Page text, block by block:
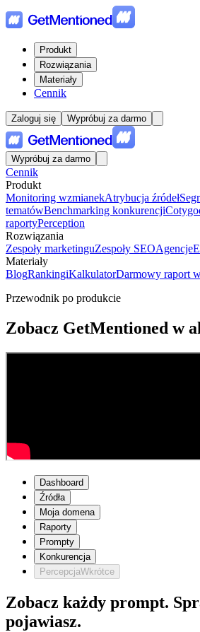
Produkt
Rozwiązania
Materiały
Cennik
Zaloguj się Wypróbuj za darmo
Wypróbuj za darmo
Cennik
Produkt
Monitoring wzmianekAtrybucja źródeł
tematówBenchmarking konkurencji
raportyPerception
Rozwiązania
Zespoły marketinguZespoły SEOAgencje
Materiały
BlogRankingiKalkulatorDarmowy raport
Przewodnik po produkcie
Zobacz GetMentioned w
Dashboard
Źródła
Moja domena
Raporty
Prompty
Konkurencja
PercepcjaWkrótce
Zobacz każdy prompt.
pojawiasz.